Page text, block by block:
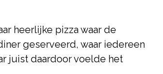
heerlijke pizza waar de
geserveerd, waar iedereen
juist daardoor voelde het